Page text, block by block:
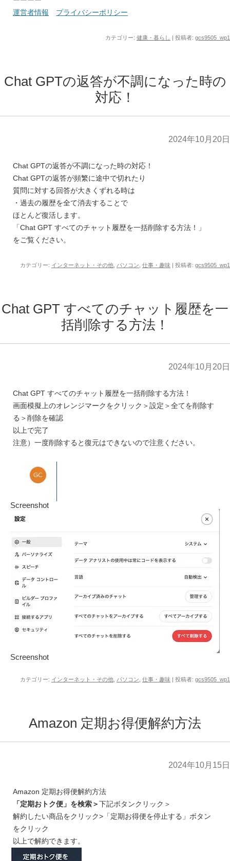
運営者情報
プライバシーポリシー
カテゴリー: 健康・暮らし | 投稿者: gcs9505_wp1
Chat GPTの返答が不調になった時の
対応！
2024年10月20日
Chat GPTの返答が不調になった時の対応！
Chat GPTの返答が頻繁に途中で切れたり
質問に対する回答が大きくずれる時は
・過去の履歴を全て消去することで
ほとんど復活します。
「Chat GPT すべてのチャット履歴を一括削除する方法！」
をご覧ください。
カテゴリー: インターネット・その他 パソコン 仕事・趣味 | 投稿者: gcs9505_wp1
Chat GPT すべてのチャット履歴を一
括削除する方法！
2024年10月20日
Chat GPT すべてのチャット履歴を一括削除する方法！
画面模擬上のオレンジマークをクリック＞設定＞全てを削除す
る＞削除を確認
以上で完了
注意）一度削除すると復元はできないので注意ください。
Screenshot
Screenshot
カテゴリー: インターネット・その他 パソコン 仕事・趣味 | 投稿者: gcs9505_wp1
Amazon 定期お得便解約方法
2024年10月15日
Amazon 定期お得便解約方法
「定期おトク便」を検索＞ 下記ボタンクリック＞
解約したい商品をクリック>「定期お得便を停止する」ボタン
をクリック
以上で解約できます。